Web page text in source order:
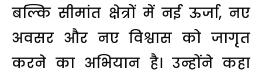
बल्कि सीमांत क्षेत्रों में नई ऊर्जा, नए
अवसर और नए विश्वास को जागृत
करने का अभियान है। उन्होंने कहा